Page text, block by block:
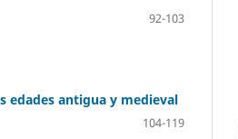
92-103
edades antigua y medieval
104-119